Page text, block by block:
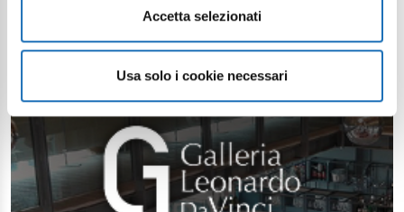
Accetta selezionati
Usa solo i cookie necessari